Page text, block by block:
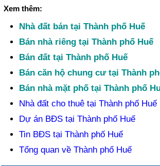
Xem thêm:
Nhà đất bán tại Thành phố Huế
Bán nhà riêng tại Thành phố Huế
Bán đất tại Thành phố Huế
Bán căn hộ chung cư tại Thành
Bán nhà mặt phố tại Thành phố
Nhà đất cho thuê tại Thành phố Huế
Dự án BĐS tại Thành phố Huế
Tin BĐS tại Thành phố Huế
Tổng quan về Thành phố Huế